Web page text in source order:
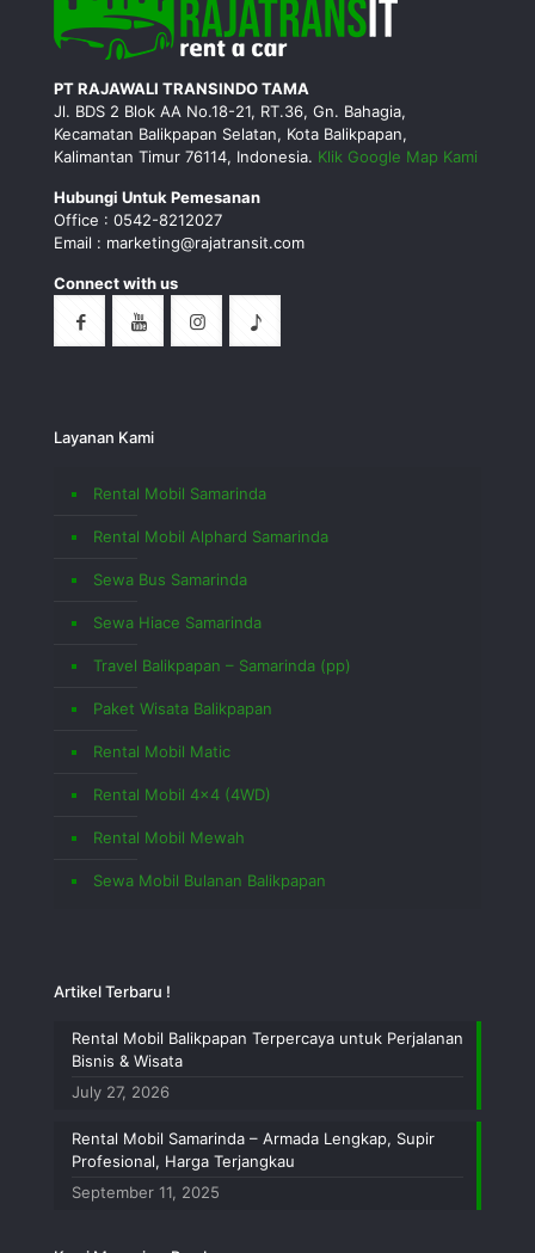
PT RAJAWALI TRANSINDO TAMA
Jl. BDS 2 Blok AA No.18-21, RT.36, Gn. Bahagia,
Kecamatan Balikpapan Selatan, Kota Balikpapan,
Kalimantan Timur 76114, Indonesia. Klik Google Map Kami
Hubungi Untuk Pemesanan
Office : 0542-8212027
Email : marketing@rajatransit.com
Connect with us
Layanan Kami
Rental Mobil Samarinda
Rental Mobil Alphard Samarinda
Sewa Bus Samarinda
Sewa Hiace Samarinda
Travel Balikpapan – Samarinda (pp)
Paket Wisata Balikpapan
Rental Mobil Matic
Rental Mobil 4×4 (4WD)
Rental Mobil Mewah
Sewa Mobil Bulanan Balikpapan
Artikel Terbaru !
Rental Mobil Balikpapan Terpercaya untuk Perjalanan
Bisnis & Wisata
July 27, 2026
Rental Mobil Samarinda – Armada Lengkap, Supir
Profesional, Harga Terjangkau
September 11, 2025